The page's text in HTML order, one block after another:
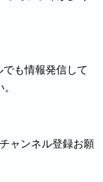
でも情報発信して
ャンネル登録お願